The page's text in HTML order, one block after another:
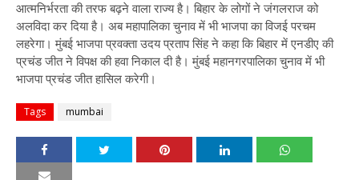
आत्मनिर्भरता की तरफ बढ़ने वाला राज्य है। बिहार के लोगों ने जंगलराज को
अलविदा कर दिया है। अब महापालिका चुनाव में भी भाजपा का विजई परचम
लहरेगा। मुंबई भाजपा प्रवक्ता उदय प्रताप सिंह ने कहा कि बिहार में एनडीए की
प्रचंड जीत ने विपक्ष की हवा निकाल दी है। मुंबई महानगरपालिका चुनाव में भी
भाजपा प्रचंड जीत हासिल करेगी।
Tags mumbai